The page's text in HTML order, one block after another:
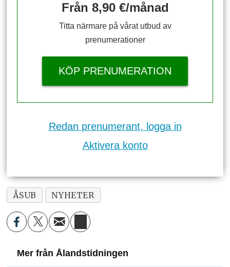
Från 8,90 €/månad
Titta närmare på vårat utbud av
prenumerationer
KÖP PRENUMERATION
Redan prenumerant, logga in
Aktivera konto
ÅSUB NYHETER